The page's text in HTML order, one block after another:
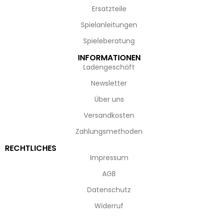
Ersatzteile
Spielanleitungen
Spieleberatung
INFORMATIONEN
Ladengeschäft
Newsletter
Über uns
Versandkosten
Zahlungsmethoden
RECHTLICHES
Impressum
AGB
Datenschutz
Widerruf